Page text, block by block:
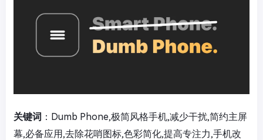
关键词 ：Dumb Phone,极简风格手机,减少干扰,简约主屏
幕,必备应用,去除花哨图标,色彩简化,提高专注力,手机改